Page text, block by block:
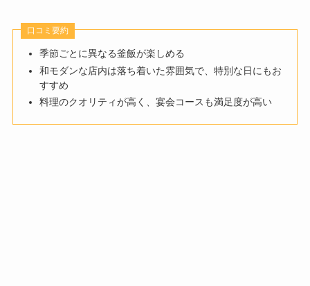
口コミ要約
季節ごとに異なる釜飯が楽しめる
和モダンな店内は落ち着いた雰囲気で、特別な日にもお
すすめ
料理のクオリティが高く、宴会コースも満足度が高い